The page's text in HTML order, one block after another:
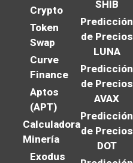
Crypto
Token
Swap
Curve
Finance
Aptos
(APT)
Calculadora
Minería
Exodus
SHIB
Predicción
de Precios
LUNA
Predicción
de Precios
AVAX
Predicción
de Precios
DOT